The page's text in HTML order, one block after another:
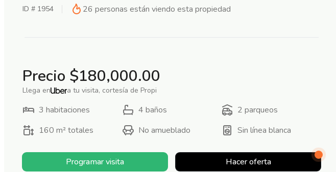
ID # 1954 26 personas están viendo esta propiedad
Precio $180,000.00
Llega en a tu visita, cortesía de Propi
3 habitaciones 4 baños 2 parqueos
160 m²totales No amueblado Sin línea blanca
Programar visita Hacer oferta